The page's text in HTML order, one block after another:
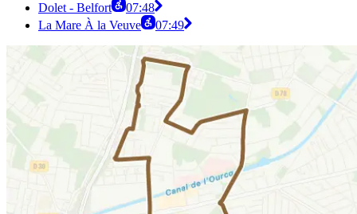
Dolet - Belfort
07:48
La Mare À la Veuve
07:49